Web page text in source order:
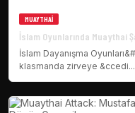
MUAYTHAI
İslam Oyunlarında Muaythai
İslam Dayanışma
klasmanda zirveye &ccedi...